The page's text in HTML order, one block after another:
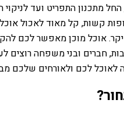
מתכנון התפריט ועד
קשות, קל מאוד לאכול אוכל
אוכל מוכן מאפשר לכם
חברים ובני משפחה רוצים
לאוכל לכם ולאורחים שלכם